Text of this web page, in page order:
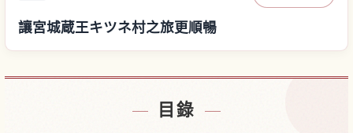
讓宮城蔵王キツネ村之旅更順暢
目錄